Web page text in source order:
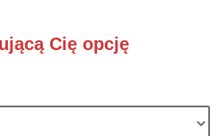
Cię opcję